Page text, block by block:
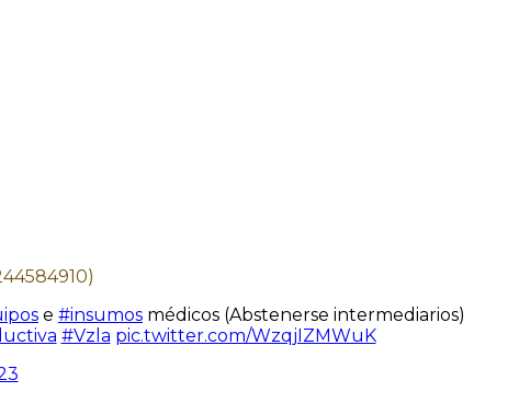
e #insumos médicos (Abstenerse intermediarios)
#Vzla pic.twitter.com/WzqjIZMWuK